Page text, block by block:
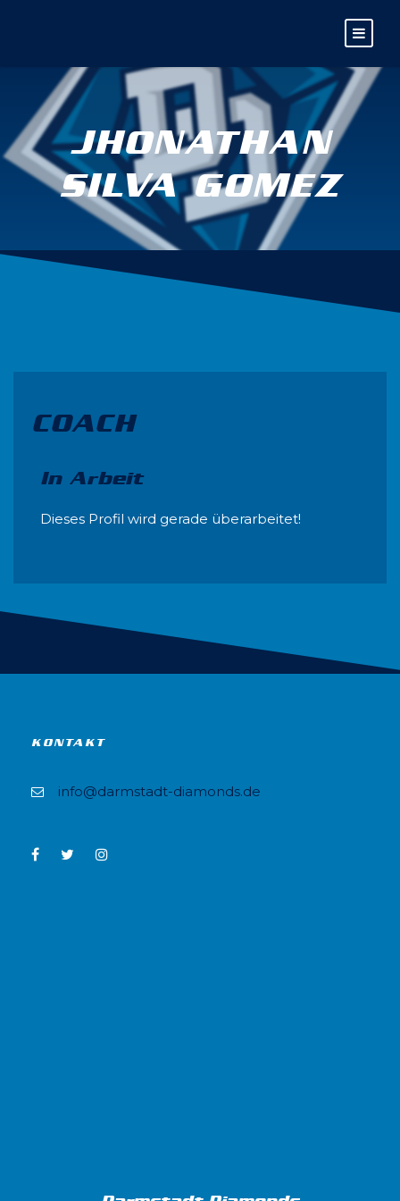
JHONATHAN
SILVA GOMEZ
COACH
In Arbeit
Dieses Profil wird gerade überarbeitet!
KONTAKT
info@darmstadt-diamonds.de